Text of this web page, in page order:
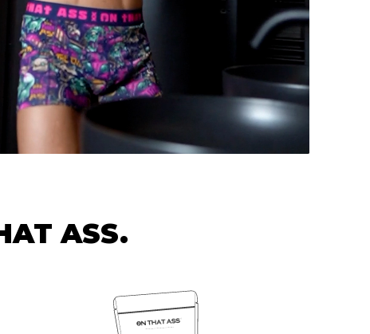
ASS.